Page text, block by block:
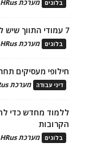
בלוגים מערכת HRus
7 עמודי התווך שיש להציב בבסיס תהליך הגיוס ומיתוג המעסיק
בלוגים מערכת HRus
חילופי מעסיקים
דיני עבודה מערכת HRus
ללמוד מחדש כדי
הקרובות
בלוגים מערכת HRus